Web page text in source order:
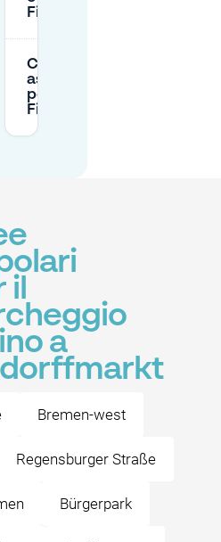
Findorffmarkt?
Come posso
assicurarmi un
posto auto a
Findorffmarkt?
il
a
Bremen-west
Regensburger Straße
Bürgerpark